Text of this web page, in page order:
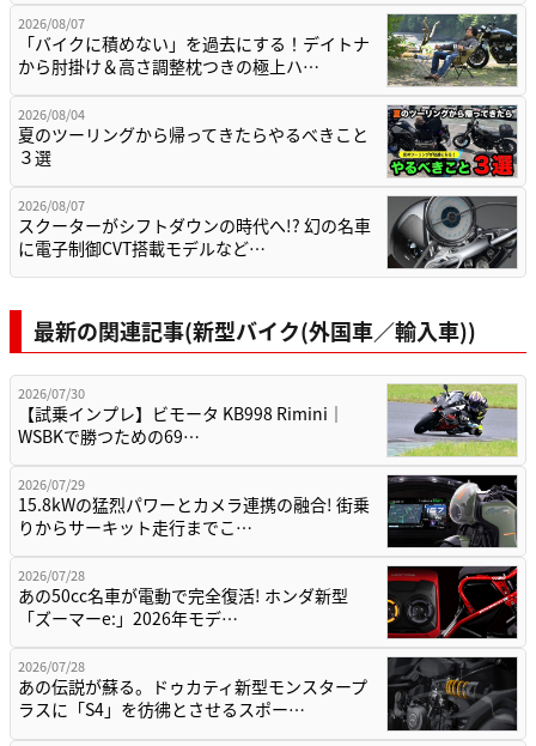
2026/08/07
「バイクに積めない」を過去にする！デイトナ
から肘掛け＆高さ調整枕つきの極上ハ…
2026/08/04
夏のツーリングから帰ってきたらやるべきこと
３選
2026/08/07
スクーターがシフトダウンの時代へ!? 幻の名車
に電子制御CVT搭載モデルなど…
最新の関連記事(新型バイク(外国車／輸入車))
2026/07/30
【試乗インプレ】ビモータ KB998 Rimini｜
WSBKで勝つための69…
2026/07/29
15.8kWの猛烈パワーとカメラ連携の融合! 街乗
りからサーキット走行までこ…
2026/07/28
あの50cc名車が電動で完全復活! ホンダ新型
「ズーマーe:」2026年モデ…
2026/07/28
あの伝説が蘇る。ドゥカティ新型モンスタープ
ラスに「S4」を彷彿とさせるスポー…